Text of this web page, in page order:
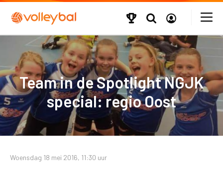
Team in de Spotlight NGJK
special: regio Oost
Woensdag 18 mei 2016, 11:30 uur